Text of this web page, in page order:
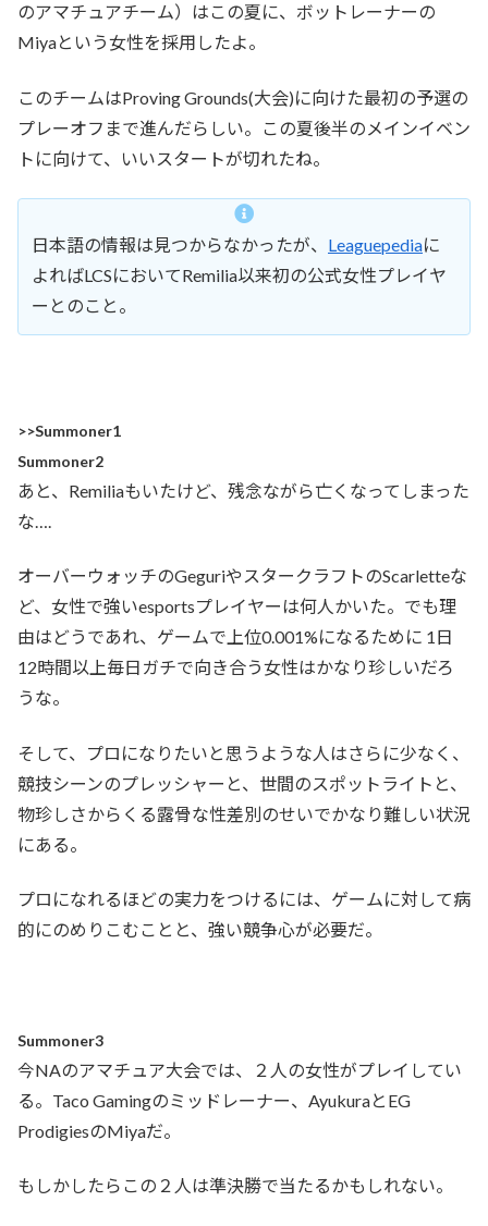
のアマチュアチーム）はこの夏に、ボットレーナーの
Miyaという女性を採用したよ。
このチームはProving Grounds(大会)に向けた最初の予選の
プレーオフまで進んだらしい。この夏後半のメインイベン
トに向けて、いいスタートが切れたね。
日本語の情報は見つからなかったが、 Leaguepediaに
よればLCSにおいてRemilia以来初の公式女性プレイヤ
ーとのこと。
>>Summoner1
Summoner2
あと、Remiliaもいたけど、残念ながら亡くなってしまった
な….
オーバーウォッチのGeguriやスタークラフトのScarletteな
ど、女性で強いesportsプレイヤーは何人かいた。でも理
由はどうであれ、ゲームで上位0.001%になるために 1日
12時間以上毎日ガチで向き合う女性はかなり珍しいだろ
うな。
そして、プロになりたいと思うような人はさらに少なく、
競技シーンのプレッシャーと、世間のスポットライトと、
物珍しさからくる露骨な性差別のせいでかなり難しい状況
にある。
プロになれるほどの実力をつけるには、ゲームに対して病
的にのめりこむことと、強い競争心が必要だ。
Summoner3
今NAのアマチュア大会では、２人の女性がプレイしてい
る。Taco Gamingのミッドレーナー、AyukuraとEG
ProdigiesのMiyaだ。
もしかしたらこの２人は準決勝で当たるかもしれない。